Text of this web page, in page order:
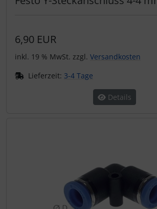
6,90 EUR
inkl. 19 % MwSt. zzgl. Versandkosten
Lieferzeit: 3-4 Tage
Details